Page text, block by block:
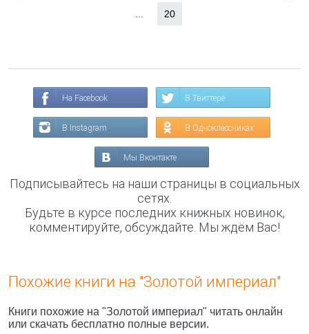
20
На Facebook В Твиттере
В Instagram В Одноклассниках
Мы Вконтакте
Подписывайтесь на наши страницы в социальных
сетях.
Будьте в курсе последних книжных новинок,
комментируйте, обсуждайте. Мы ждём Вас!
Похожие книги на "Золотой империал"
Книги похожие на "Золотой империал" читать онлайн
или скачать бесплатно полные версии.